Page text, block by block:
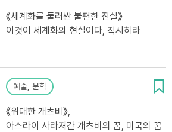
《세계화를 둘러싼 불편한 진실》
이것이 세계화의 현실이다, 직시하라
예술, 문학
《위대한 개츠비》,
아스라이 사라져간 개츠비의 꿈, 미국의 꿈